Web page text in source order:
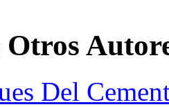
Otros
Del